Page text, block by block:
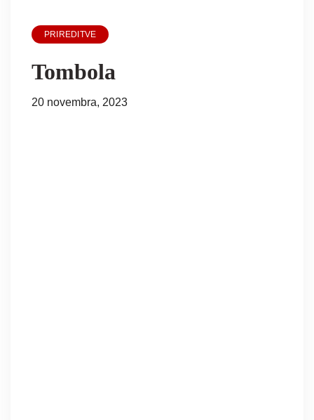
PRIREDITVE
Tombola
20 novembra, 2023